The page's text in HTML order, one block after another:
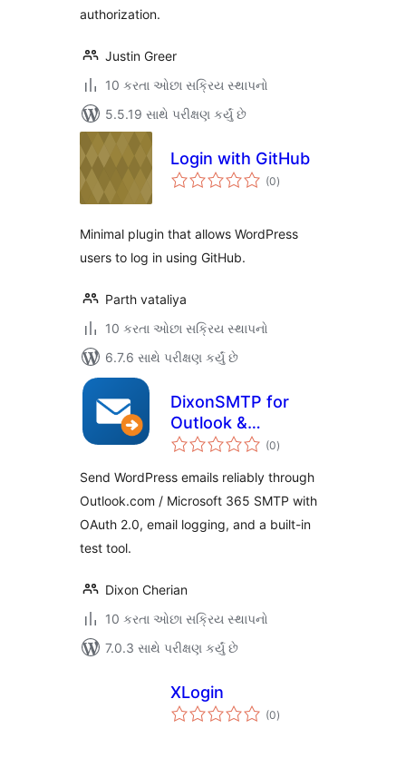
authorization.
Justin Greer
10 કરતા ઓછા સક્રિય સ્થાપનો
5.5.19 સાથે પરીક્ષણ કર્યું છે
Login with GitHub
(0કુલ
રેટિંગ્સ
)
Minimal plugin that allows WordPress
users to log in using GitHub.
Parth vataliya
10 કરતા ઓછા સક્રિય સ્થાપનો
6.7.6 સાથે પરીક્ષણ કર્યું છે
DixonSMTP for
Outlook &
Microsoft 365
(0કુલ
રેટિંગ્સ
)
Send WordPress emails reliably through
Outlook.com / Microsoft 365 SMTP with
OAuth 2.0, email logging, and a built-in
test tool.
Dixon Cherian
10 કરતા ઓછા સક્રિય સ્થાપનો
7.0.3 સાથે પરીક્ષણ કર્યું છે
XLogin
(0કુલ
રેટિંગ્સ
)